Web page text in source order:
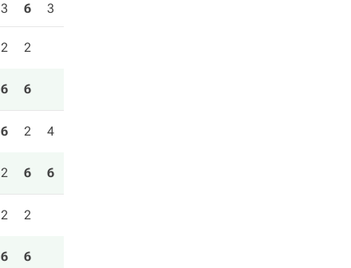
3 6 3
2 2
6 6
6 2 4
2 6 6
2 2
6 6